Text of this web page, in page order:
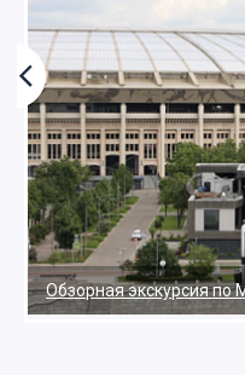
Обзорная экскурсия по